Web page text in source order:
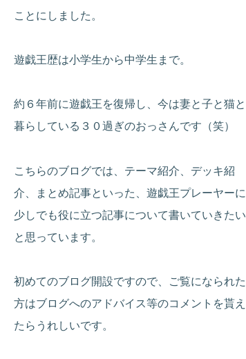
ことにしました。
遊戯王歴は小学生から中学生まで。
約６年前に遊戯王を復帰し、今は妻と子と猫と
暮らしている３０過ぎのおっさんです（笑）
こちらのブログでは、テーマ紹介、デッキ紹
介、まとめ記事といった、遊戯王プレーヤーに
少しでも役に立つ記事について書いていきたい
と思っています。
初めてのブログ開設ですので、ご覧になられた
方はブログへのアドバイス等のコメントを貰え
たらうれしいです。